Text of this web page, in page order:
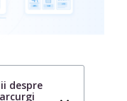
despre